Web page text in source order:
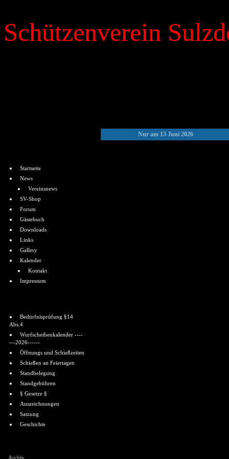
Schützenverein
Startseite
News
Vereinsnews
SV-Shop
Forum
Gästebuch
Downloads
Links
Gallery
Kalender
Kontakt
Impressum
Bedürfnisprüfung §14
Abs.4
Wurfscheibenkalender ----
---2026------
Öffnungs und Schießzeiten
Schießen an Feiertagen
Standbelegung
Standgebühren
§ Gesetze §
Auszeichnungen
Satzung
Geschichte
Archiv
Nur am 13 Juni 2026